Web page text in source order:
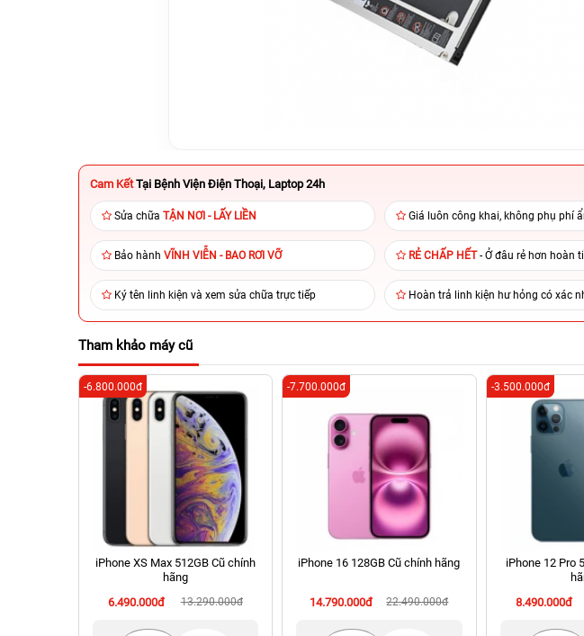
Cam Kết Tại Bệnh Viện Điện Thoại, Laptop 24h
Sửa chữa TẬN NƠI - LẤY LIỀN Giá luôn công khai, không phụ phí
Bảo hành VĨNH VIỄN - BAO RƠI VỠ RẺ CHẤP HẾT- Ở đâu rẻ hơn hoàn
Ký tên linh kiện và xem sửa chữa trực tiếp Hoàn trả linh kiện hư hỏng có xác
Tham khảo máy cũ
iPhone XS Max 512GB Cũ chính
hãng
6.490.000đ
13.290.000đ
-6.800.000đ
iPhone 16 128GB Cũ chính hãng
14.790.000đ 22.490.000đ
-7.700.000đ
iPhone 12 Pro
8.490.000đ
-3.500.000đ